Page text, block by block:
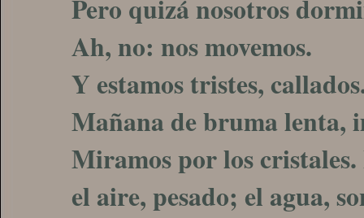
Pero quizá nosotros
Ah, no: nos movemos.
Y estamos tristes,
Mañana de bruma lenta,
Miramos por los
el aire, pesado; el agua,